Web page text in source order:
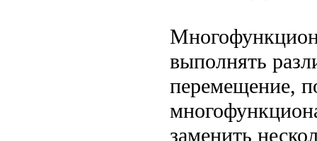
выполнять
перемещение,
заменить